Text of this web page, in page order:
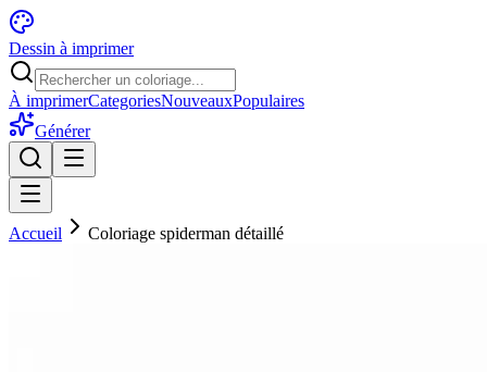
Dessin à imprimer
À imprimerCategoriesNouveauxPopulaires
Générer
Accueil Coloriage spiderman détaillé